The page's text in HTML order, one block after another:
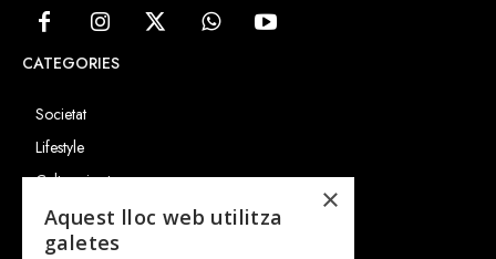
CATEGORIES
Societat
Lifestyle
Cultura i art
Entrevistes
Gastronomia
×
Aquest lloc web utilitza
galetes